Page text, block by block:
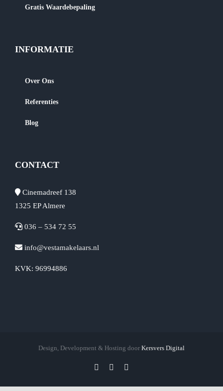
Gratis Waardebepaling
INFORMATIE
Over Ons
Referenties
Blog
CONTACT
Cinemadreef 138
1325 EP Almere
036 – 534 72 55
info@vestamakelaars.nl
KVK: 96994886
Design, Development & Hosting door Kersvers Digital
Facebook